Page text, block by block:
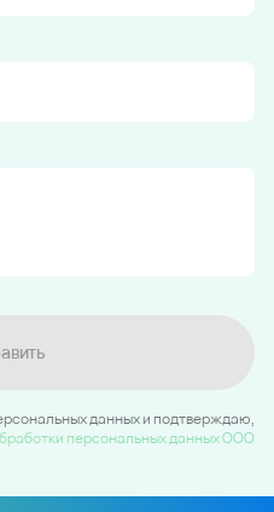
данных и подтверждаю,
персональных данных ООО